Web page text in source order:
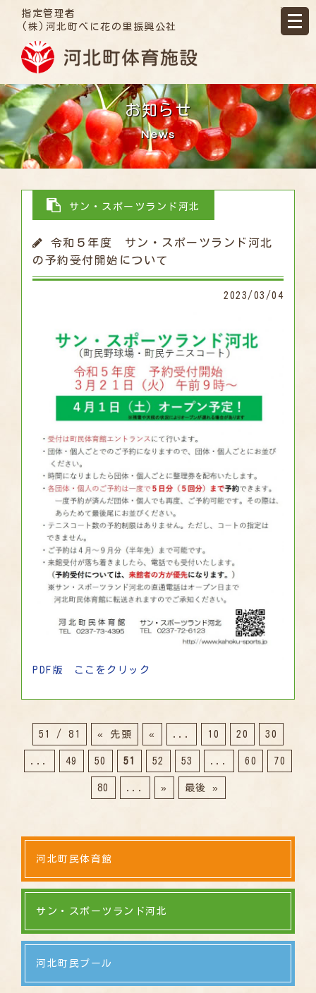
指定管理者
(株)河北町べに花の里振興公社
お知らせ
News
サン・スポーツランド河北
令和５年度 サン・スポーツランド河北
の予約受付開始について
2023/03/04
PDF版 ここをクリック
51 / 81 « 先頭 « 10 20 30
49 50 51 52 53 60 70
80 » 最後 »
河北町民体育館
サン・スポーツランド河北
河北町民プール